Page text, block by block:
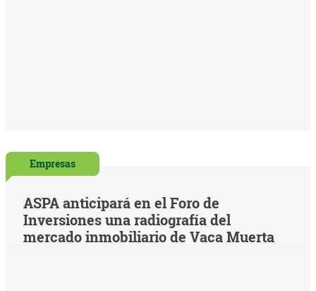
Empresas
ASPA anticipará en el Foro de
Inversiones una radiografía del
mercado inmobiliario de Vaca Muerta